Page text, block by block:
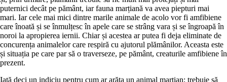
puternici decât pe pământ, iar fauna marțiană va avea piepturi mai
mari. Iar cele mai mici dintre marile animale de acolo vor fi amfibiene
care înoată și se înmulțesc în apele care se strâng vara și se îngroapă în
noroi la apropierea iernii. Chiar și acestea ar putea fi deja eliminate de
concurența animalelor care respiră cu ajutorul plămânilor. Aceasta este
și situația pe care par să o traverseze, pe pământ, creaturile amfibiene în
prezent.
Iată deci un indiciu pentru cum ar arăta un animal marțian: trebuie să